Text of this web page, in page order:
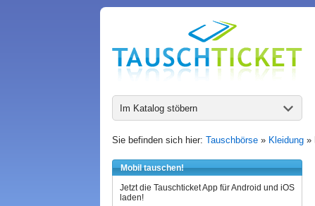
Im Katalog stöbern
Sie befinden sich hier: Tauschbörse » Kleidung »
Mobil tauschen!
Jetzt die Tauschticket App für Android und iOS
laden!